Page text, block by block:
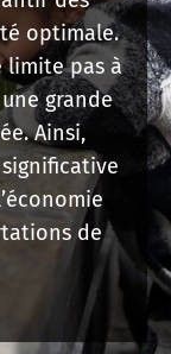
optimale.
limite pas à
grande
Ainsi,
de